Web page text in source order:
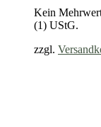
Kein
(1) UStG.
zzgl.